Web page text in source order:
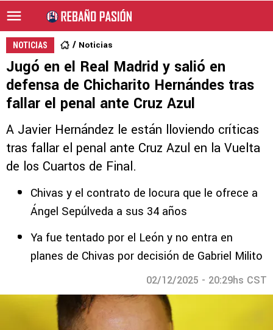
NOTICIAS Noticias
Jugó en el Real Madrid y salió en
defensa de Chicharito Hernándes tras
fallar el penal ante Cruz Azul
A Javier Hernández le están lloviendo críticas
tras fallar el penal ante Cruz Azul en la Vuelta
de los Cuartos de Final.
Chivas y el contrato de locura que le ofrece a
Ángel Sepúlveda a sus 34 años
Ya fue tentado por el León y no entra en
planes de Chivas por decisión de Gabriel Milito
02/12/2025 - 20:29hs CST